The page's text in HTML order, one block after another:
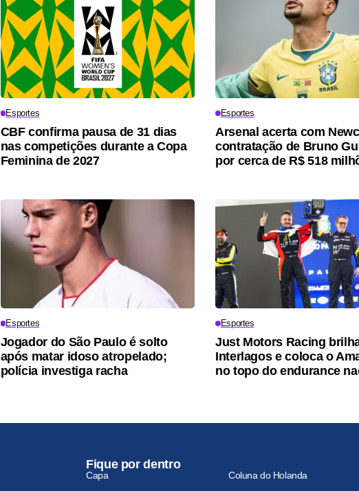
Esportes
CBF confirma pausa de 31 dias
nas competições durante a Copa
Feminina de 2027
Esportes
Arsenal acerta com
contratação de Bruno
por cerca de R$ 518
Esportes
Jogador do São Paulo é solto
após matar idoso atropelado;
polícia investiga racha
Esportes
Just Motors Racing
Interlagos e coloca o
no topo do endurance
Fique por dentro
Capa
Coluna do Holanda